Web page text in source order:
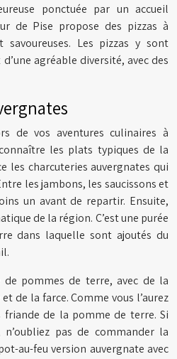
ponctuée par un accueil
de Pise propose des pizzas à
Les pizzas y sont
agréable diversité, avec des
de vos aventures culinaires à
les plats typiques de la
les charcuteries auvergnates qui
les jambons, les saucissons et
un avant de repartir. Ensuite,
de la région. C’est une purée
dans laquelle sont ajoutés du
pommes de terre, avec de la
de la farce. Comme vous l’aurez
de la pomme de terre. Si
pas de commander la
au-feu version auvergnate avec